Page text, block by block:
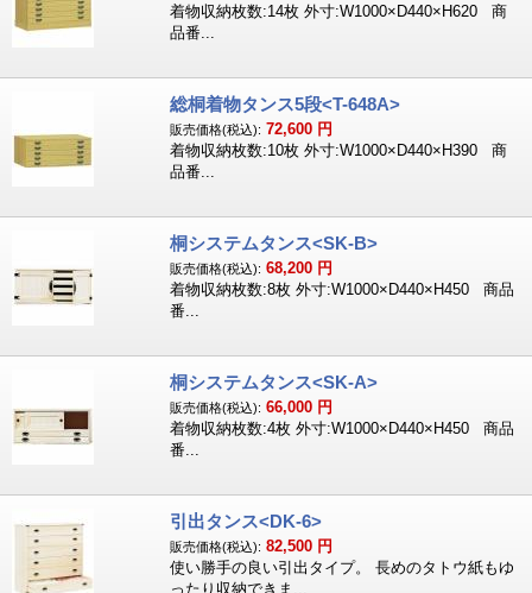
着物収納枚数:14枚 外寸:W1000×D440×H620 商
品番...
総桐着物タンス5段<T-648A>
販売価格(税込): 72,600 円
着物収納枚数:10枚 外寸:W1000×D440×H390 商
品番...
桐システムタンス<SK-B>
販売価格(税込): 68,200 円
着物収納枚数:8枚 外寸:W1000×D440×H450 商品
番...
桐システムタンス<SK-A>
販売価格(税込): 66,000 円
着物収納枚数:4枚 外寸:W1000×D440×H450 商品
番...
引出タンス<DK-6>
販売価格(税込): 82,500 円
使い勝手の良い引出タイプ。 長めのタトウ紙もゆ
ったり収納できま...